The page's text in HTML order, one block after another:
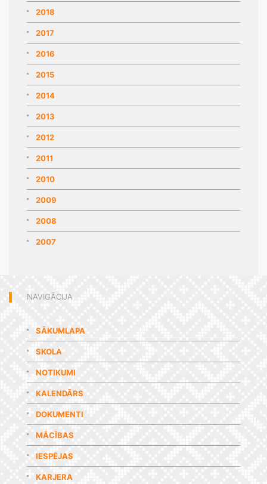
2018
2017
2016
2015
2014
2013
2012
2011
2010
2009
2008
2007
NAVIGĀCIJA
SĀKUMLAPA
SKOLA
NOTIKUMI
KALENDĀRS
DOKUMENTI
MĀCĪBAS
IESPĒJAS
KARJERA